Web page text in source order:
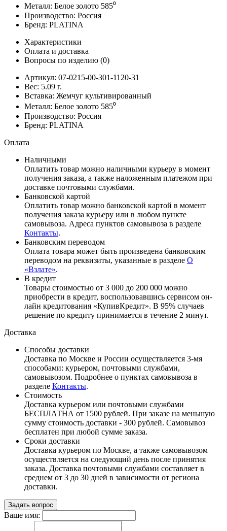
Металл: Белое золото 585⁰
Производство: Россия
Бренд: PLATINA
Характеристики
Оплата и доставка
Вопросы по изделию (0)
Артикул: 07-0215-00-301-1120-31
Вес: 5.09 г.
Вставка: Жемчуг культивированный
Металл: Белое золото 585⁰
Производство: Россия
Бренд: PLATINA
Оплата
Наличными
Оплатить товар можно наличными курьеру в момент
получения заказа, а также наложенным платежом при
доставке почтовыми службами.
Банковской картой
Оплатить товар можно банковской картой в момент
получения заказа курьеру или в любом пункте
самовывоза. Адреса пунктов самовывоза в разделе
Контакты.
Банковским переводом
Оплата товара может быть произведена банковским
переводом на реквизиты, указанные в разделе О
«Взлате».
В кредит
Товары стоимостью от 3 000 до 200 000 можно
приобрести в кредит, воспользовавшись сервисом он-
лайн кредитования «КупивКредит». В 95% случаев
решение по кредиту принимается в течение 2 минут.
Доставка
Способы доставки
Доставка по Москве и России осуществляется 3-мя
способами: курьером, почтовыми службами,
самовывозом. Подробнее о пунктах самовывоза в
разделе Контакты.
Стоимость
Доставка курьером или почтовыми службами
БЕСПЛАТНА от 1500 рублей. При заказе на меньшую
сумму стоимость доставки - 300 рублей. Самовывоз
бесплатен при любой сумме заказа.
Сроки доставки
Доставка курьером по Москве, а также самовывозом
осуществляется на следующий день после принятия
заказа. Доставка почтовыми службами составляет в
среднем от 3 до 30 дней в зависимости от региона
доставки.
Задать вопрос
Ваше имя: